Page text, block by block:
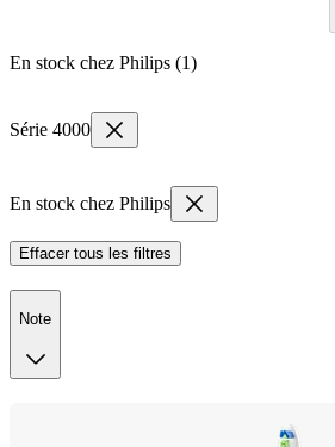
En stock chez Philips (1)
Série 4000
En stock chez Philips
Effacer tous les filtres
Note